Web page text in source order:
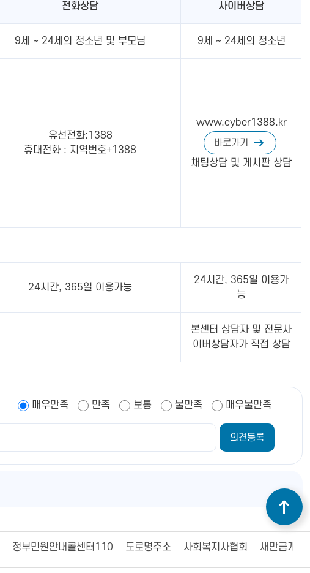
전화상담 사이버상담
9세 ~ 24세의 청소년 및 부모님 9세 ~ 24세의 청소년
유선전화:1388
휴대전화 : 지역번호+1388
www.cyber1388.kr
바로가기
채팅상담 및 게시판 상담
24시간, 365일 이용가능
24시간, 365일 이용가
능
본센터 상담자 및 전문사
이버상담자가 직접 상담
매우만족 만족 보통 불만족 매우불만족
정부민원안내콜센터110 도로명주소 사회복지사협회 새만금개발